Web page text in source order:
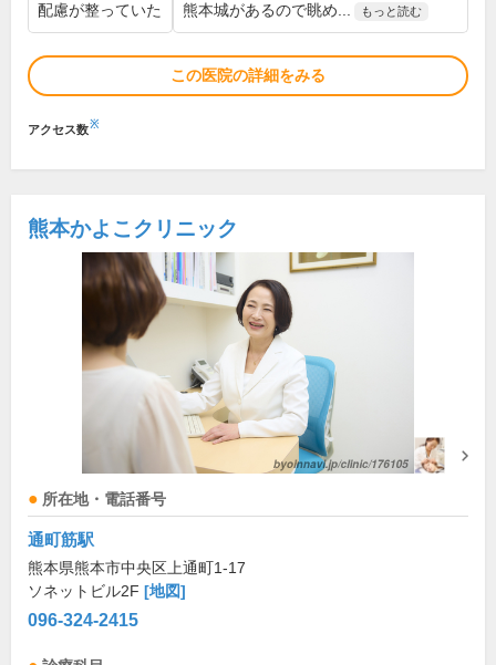
配慮が整っていた
熊本城があるので眺め...
もっと読む
この医院の詳細をみる
アクセス数※
熊本かよこクリニック
所在地・電話番号
通町筋駅
熊本県熊本市中央区上通町1-17
ソネットビル2F [地図]
096-324-2415